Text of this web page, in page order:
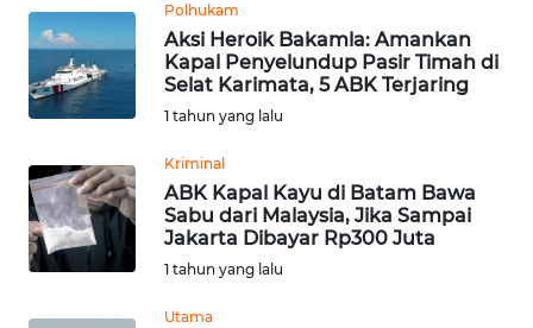
Polhukam
Aksi Heroik Bakamla: Amankan
Kapal Penyelundup Pasir Timah di
Selat Karimata, 5 ABK Terjaring
1 tahun yang lalu
Kriminal
ABK Kapal Kayu di Batam Bawa
Sabu dari Malaysia, Jika Sampai
Jakarta Dibayar Rp300 Juta
1 tahun yang lalu
Utama
Regional
WN
SUMUT
WN
JAKARTA
WN